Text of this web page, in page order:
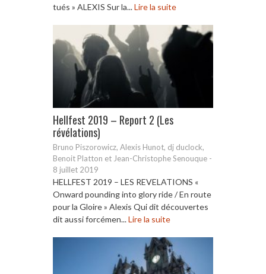
tués » ALEXIS Sur la...Lire la suite
Hellfest 2019 – Report 2 (Les
révélations)
Bruno Piszorowicz, Alexis Hunot, dj duclock,
Benoit Platton et Jean-Christophe Senouque -
8 juillet 2019
HELLFEST 2019 – LES REVELATIONS «
Onward pounding into glory ride / En route
pour la Gloire » Alexis Qui dit découvertes
dit aussi forcémen...Lire la suite